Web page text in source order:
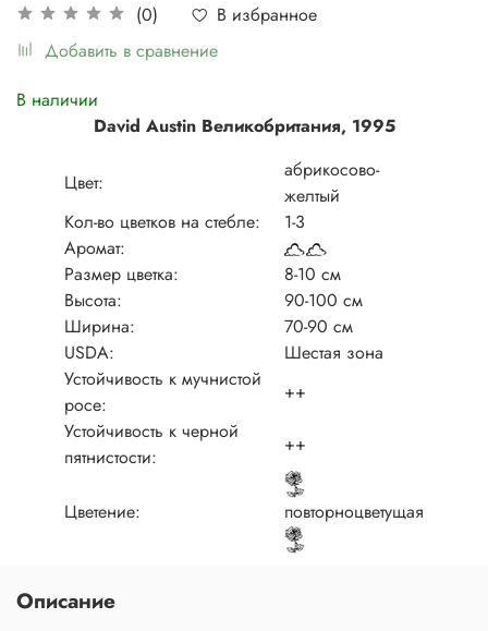
(0)
В избранное
Добавить в сравнение
В наличии
David Austin Великобритания, 1995
Цвет:
абрикосово-
желтый
Кол-во цветков на стебле:
1-3
Аромат:
Размер цветка:
8-10 см
Высота:
90-100 см
Ширина:
70-90 см
USDA:
Шестая зона
Устойчивость к мучнистой
росе:
++
Устойчивость к черной
пятнистости:
++
Цветение: повторноцветущая
Описание